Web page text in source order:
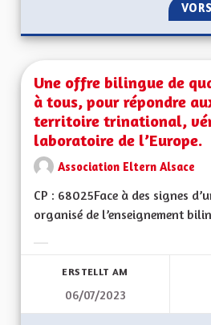
Une offre bilingue de
à tous, pour répondre
territoire trinational,
laboratoire de l’Europe.
Association Eltern Alsace
CP : 68025Face à des signes
organisé de l’enseignement
ERSTELLT AM
06/07/2023